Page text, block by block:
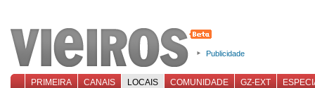
Publicidade
PRIMEIRA CANAIS LOCAIS COMUNIDADE GZ-EXT